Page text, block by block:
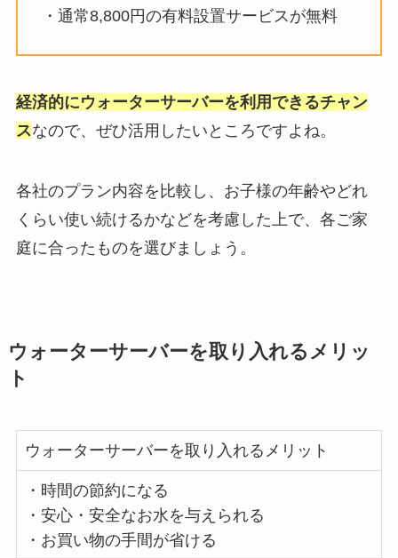
・通常8,800円の有料設置サービスが無料
経済的にウォーターサーバーを利用できるチャン
スなので、ぜひ活用したいところですよね。
各社のプラン内容を比較し、お子様の年齢やどれ
くらい使い続けるかなどを考慮した上で、各ご家
庭に合ったものを選びましょう。
ウォーターサーバーを取り入れるメリッ
ト
ウォーターサーバーを取り入れるメリット
・時間の節約になる
・安心・安全なお水を与えられる
・お買い物の手間が省ける